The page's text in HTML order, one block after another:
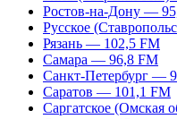
Ростов-на-Дону —
Русское
Рязань — 102,5 FM
Самара — 96,8 FM
Санкт-Петербург —
Саратов — 101,1 FM
Саргатское (Омская